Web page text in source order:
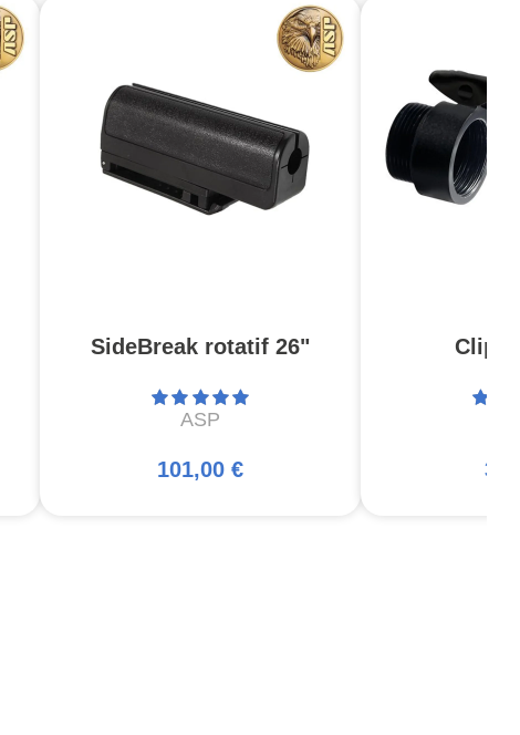
SideBreak rotatif 26"
ASP
101,00 €
Clip